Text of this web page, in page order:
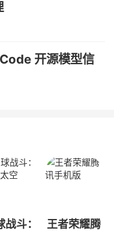
开源模型信
战斗：
王者荣耀腾